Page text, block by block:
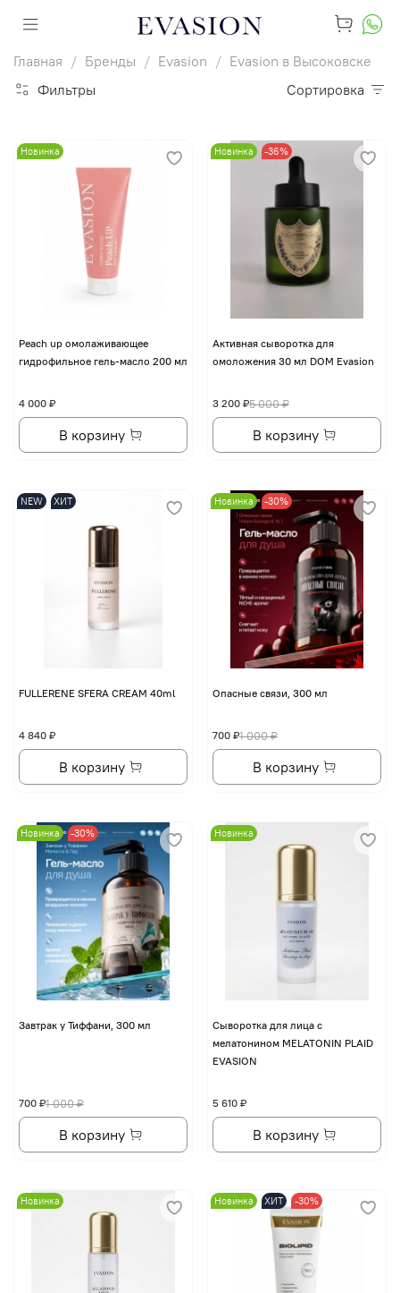
Главная Бренды Evasion
Evasion в Высоковске
Фильтры
Сортировка
Новинка
Peach up омолаживающее
гидрофильное гель-масло 200 мл
4 000 ₽
В корзину
Новинка -36%
Активная сыворотка для
омоложения 30 мл DOM Evasion
5 000 ₽
3 200 ₽
В корзину
NEW ХИТ
FULLERENE SFERA CREAM 40ml
4 840 ₽
В корзину
Новинка -30%
Опасные связи, 300 мл
1 000 ₽
700 ₽
В корзину
Новинка -30%
Завтрак у Тиффани, 300 мл
1 000 ₽
700 ₽
В корзину
Новинка
Сыворотка для лица с
мелатонином MELATONIN PLAID
EVASION
5 610 ₽
В корзину
Новинка Новинка ХИТ -30%